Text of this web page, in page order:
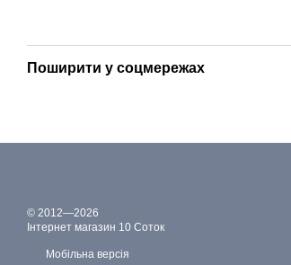
Поширити у соцмережах
© 2012—2026
Інтернет магазин 10 Соток
Мобільна версія